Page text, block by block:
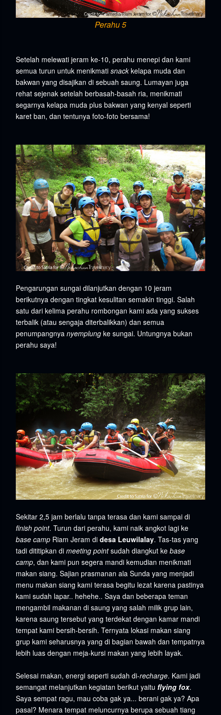
Perahu 5
Setelah melewati jeram ke-10, perahu menepi dan kami
semua turun untuk menikmati snack kelapa muda dan
bakwan yang disajikan di sebuah saung. Lumayan juga
rehat sejenak setelah berbasah-basah ria, menikmati
segarnya kelapa muda plus bakwan yang kenyal seperti
karet ban, dan tentunya foto-foto bersama!
Pengarungan sungai dilanjutkan dengan 10 jeram
berikutnya dengan tingkat kesulitan semakin tinggi. Salah
satu dari kelima perahu rombongan kami ada yang sukses
terbalik (atau sengaja diterbalikkan) dan semua
penumpangnya nyemplung ke sungai. Untungnya bukan
perahu saya!
Sekitar 2,5 jam berlalu tanpa terasa dan kami sampai di
finish point. Turun dari perahu, kami naik angkot lagi ke
base camp Riam Jeram di desa Leuwilalay. Tas-tas yang
tadi dititipkan di meeting pointsudah diangkut ke base
camp, dan kami pun segera mandi kemudian menikmati
makan siang. Sajian prasmanan ala Sunda yang menjadi
menu makan siang kami terasa begitu lezat karena pastinya
kami sudah lapar.. hehehe.. Saya dan beberapa teman
mengambil makanan di saung yang salah milik grup lain,
karena saung tersebut yang terdekat dengan kamar mandi
tempat kami bersih-bersih. Ternyata lokasi makan siang
grup kami seharusnya yang di bagian bawah dan tempatnya
lebih luas dengan meja-kursi makan yang lebih layak.
Selesai makan, energi seperti sudah di-recharge. Kami jadi
semangat melanjutkan kegiatan berikut yaitu flying fox.
Saya sempat ragu, mau coba gak ya... berani gak ya? Apa
pasal? Menara tempat meluncurnya berupa sebuah tiang